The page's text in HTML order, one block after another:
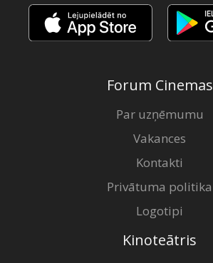
Forum Cinemas
Par uzņēmumu
Vakances
Kontakti
Privātuma politika
Logotipi
Kinoteātris